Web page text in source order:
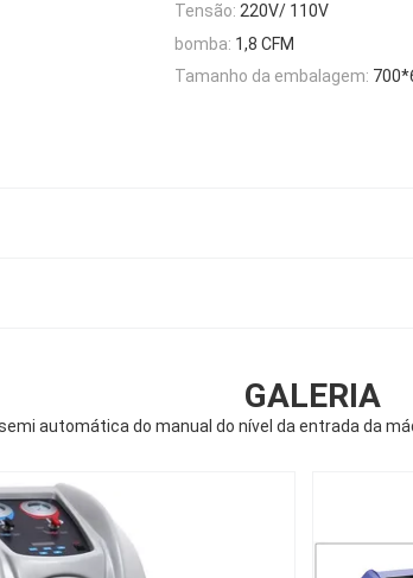
Tensão: 220V/ 110V
bomba: 1,8 CFM
Tamanho da embalagem:
GALERIA
automática do manual do nível da entrada da